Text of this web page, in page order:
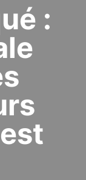
: